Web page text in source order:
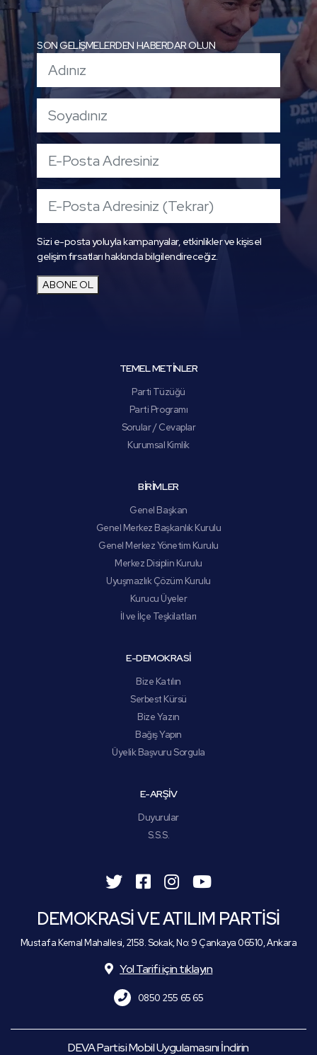
SON GELİŞMELERDEN HABERDAR OLUN
Sizi e-posta yoluyla kampanyalar, etkinlikler ve kişisel
gelişim fırsatları hakkında bilgilendireceğiz.
ABONE OL
TEMEL METİNLER
Parti Tüzüğü
Parti Programı
Sorular / Cevaplar
Kurumsal Kimlik
BİRİMLER
Genel Başkan
Genel Merkez Başkanlık Kurulu
Genel Merkez Yönetim Kurulu
Merkez Disiplin Kurulu
Uyuşmazlık Çözüm Kurulu
Kurucu Üyeler
İl ve İlçe Teşkilatları
E-DEMOKRASİ
Bize Katılın
Serbest Kürsü
Bize Yazın
Bağış Yapın
Üyelik Başvuru Sorgula
E-ARŞİV
Duyurular
S.S.S.
DEMOKRASİ VE ATILIM PARTİSİ
Mustafa Kemal Mahallesi, 2158. Sokak, No: 9 Çankaya 06510, Ankara
Yol Tarifi için tıklayın
0850 255 65 65
DEVA Partisi Mobil Uygulamasını İndirin